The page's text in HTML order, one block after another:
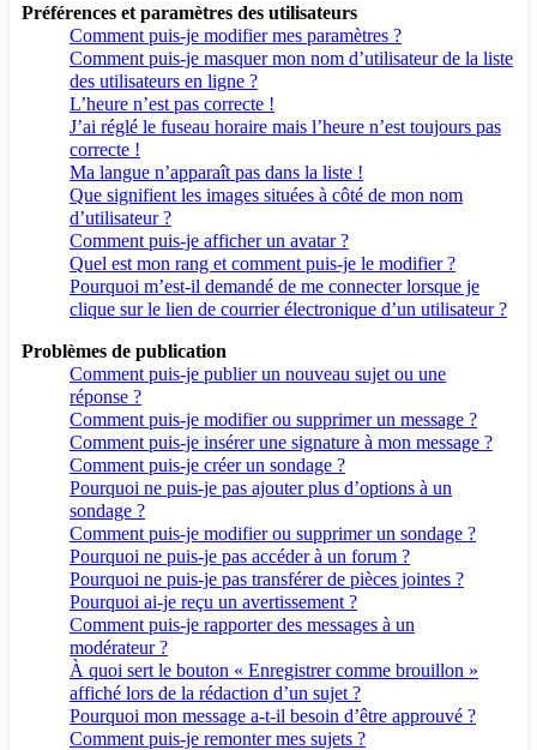
Préférences et paramètres des utilisateurs
Comment puis-je modifier mes paramètres ?
Comment puis-je masquer mon nom d’utilisateur de la liste
des utilisateurs en ligne ?
L’heure n’est pas correcte !
J’ai réglé le fuseau horaire mais l’heure n’est toujours pas
correcte !
Ma langue n’apparaît pas dans la liste !
Que signifient les images situées à côté de mon nom
d’utilisateur ?
Comment puis-je afficher un avatar ?
Quel est mon rang et comment puis-je le modifier ?
Pourquoi m’est-il demandé de me connecter lorsque je
clique sur le lien de courrier électronique d’un utilisateur ?
Problèmes de publication
Comment puis-je publier un nouveau sujet ou une
réponse ?
Comment puis-je modifier ou supprimer un message ?
Comment puis-je insérer une signature à mon message ?
Comment puis-je créer un sondage ?
Pourquoi ne puis-je pas ajouter plus d’options à un
sondage ?
Comment puis-je modifier ou supprimer un sondage ?
Pourquoi ne puis-je pas accéder à un forum ?
Pourquoi ne puis-je pas transférer de pièces jointes ?
Pourquoi ai-je reçu un avertissement ?
Comment puis-je rapporter des messages à un
modérateur ?
À quoi sert le bouton « Enregistrer comme brouillon »
affiché lors de la rédaction d’un sujet ?
Pourquoi mon message a-t-il besoin d’être approuvé ?
Comment puis-je remonter mes sujets ?